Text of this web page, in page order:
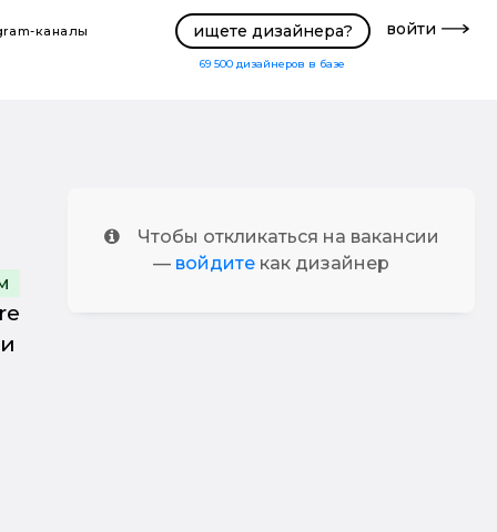
каналы ищете дизайнера?
69 500 дизайнеров в базе
войти
Чтобы откликаться на вакансии
— войдите как дизайнер